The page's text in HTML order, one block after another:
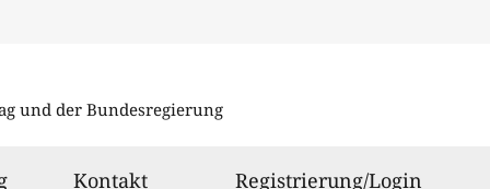
und der Bundesregierung
ausgewählt
Kontakt Registrierung/Login